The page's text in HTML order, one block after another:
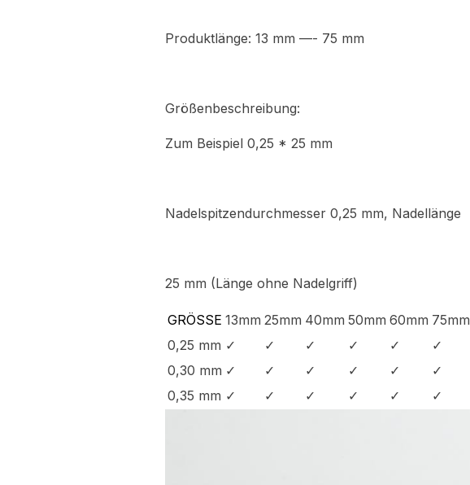
Produktlänge: 13 mm —- 75 mm
Größenbeschreibung:
Zum Beispiel 0,25 * 25 mm
Nadelspitzendurchmesser 0,25 mm, Nadellänge
25 mm (Länge ohne Nadelgriff)
GRÖSSE 13mm 25mm 40mm 50mm 60mm 75mm
0,25 mm ✓ ✓ ✓ ✓ ✓
✓
0,30 mm ✓ ✓ ✓ ✓ ✓
✓
0,35 mm ✓ ✓ ✓ ✓ ✓ ✓